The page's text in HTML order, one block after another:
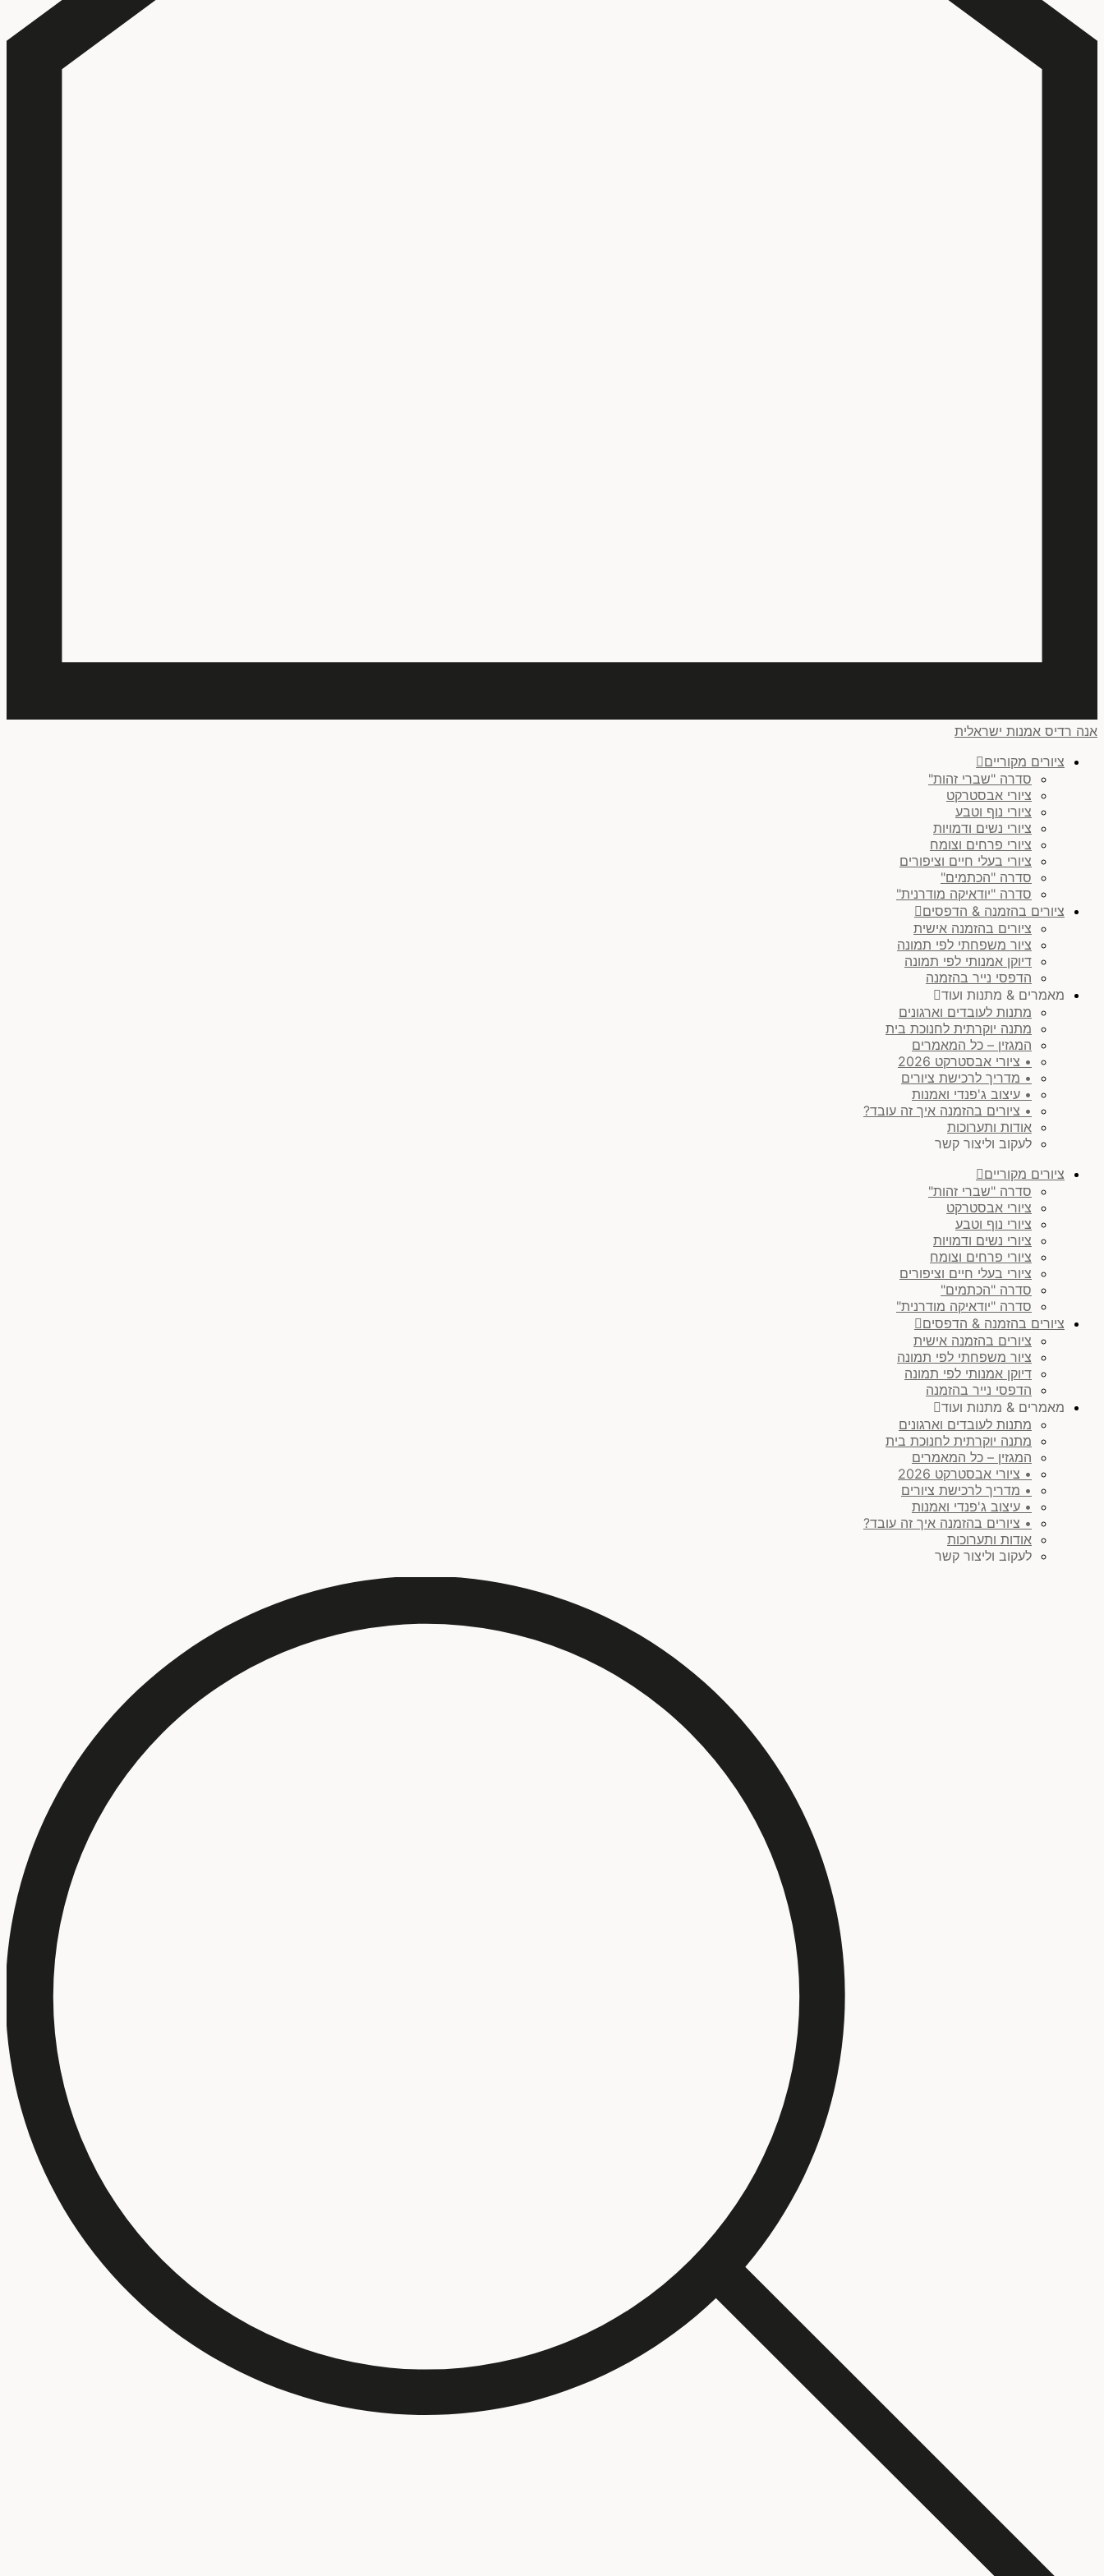
אנה רדיס אמנות ישראלית
ציורים מקוריים
סדרה "שברי זהות"
ציורי אבסטרקט
ציורי נוף וטבע
ציורי נשים ודמויות
ציורי פרחים וצומח
ציורי בעלי חיים וציפורים
סדרה "הכתמים"
סדרה "יודאיקה מודרנית"
ציורים בהזמנה & הדפסים
ציורים בהזמנה אישית
ציור משפחתי לפי תמונה
דיוקן אמנותי לפי תמונה
הדפסי נייר בהזמנה
מאמרים & מתנות ועוד
מתנות לעובדים וארגונים
מתנה יוקרתית לחנוכת בית
המגזין – כל המאמרים
• ציורי אבסטרקט 2026
• מדריך לרכישת ציורים
• עיצוב ג'פנדי ואמנות
• ציורים בהזמנה איך זה עובד?
אודות ותערוכות
לעקוב וליצור קשר
ציורים מקוריים
סדרה "שברי זהות"
ציורי אבסטרקט
ציורי נוף וטבע
ציורי נשים ודמויות
ציורי פרחים וצומח
ציורי בעלי חיים וציפורים
סדרה "הכתמים"
סדרה "יודאיקה מודרנית"
ציורים בהזמנה & הדפסים
ציורים בהזמנה אישית
ציור משפחתי לפי תמונה
דיוקן אמנותי לפי תמונה
הדפסי נייר בהזמנה
מאמרים & מתנות ועוד
מתנות לעובדים וארגונים
מתנה יוקרתית לחנוכת בית
המגזין – כל המאמרים
• ציורי אבסטרקט 2026
• מדריך לרכישת ציורים
• עיצוב ג'פנדי ואמנות
• ציורים בהזמנה איך זה עובד?
אודות ותערוכות
לעקוב וליצור קשר